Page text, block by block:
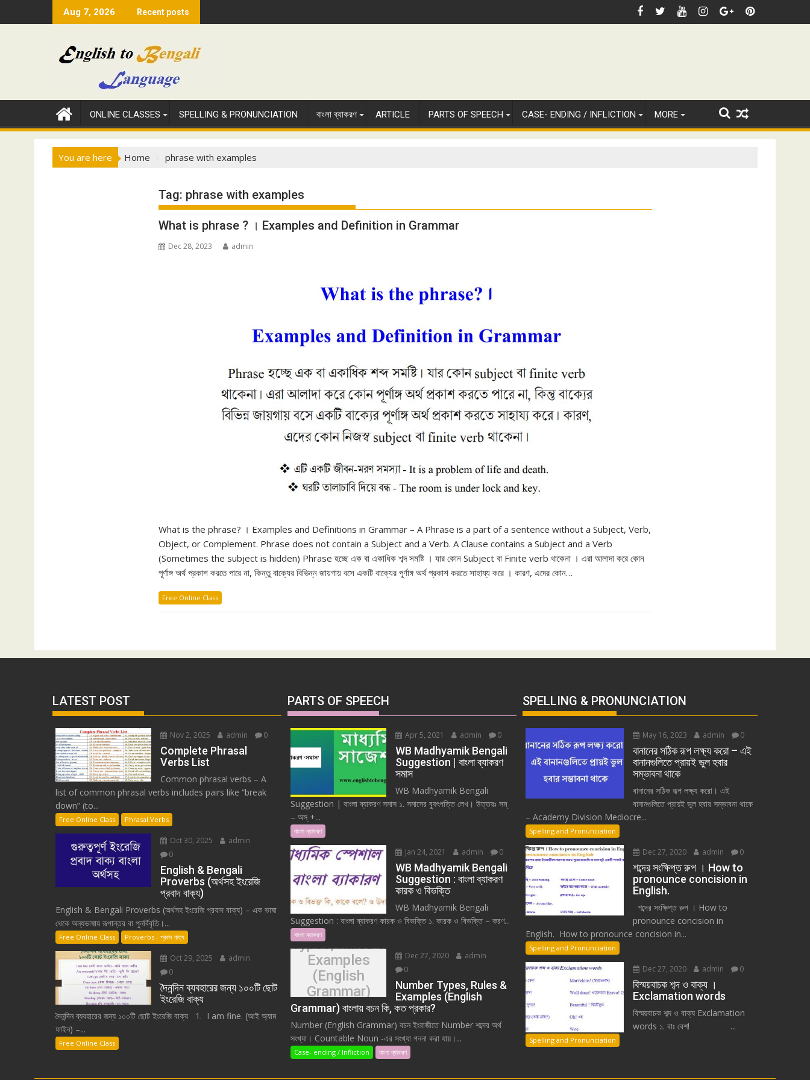
to
Aug 7, 2026 Recent posts
ONLINE CLASSES SPELLING & PRONUNCIATION বাংলা ব্যাকরণ ARTICLE PARTS OF SPEECH CASE- ENDING / INFLICTION MORE
You are here Home phrase with examples
Tag: phrase with examples
What is phrase ? । Examples and Definition in Grammar
Dec 28, 2023 admin
What is the phrase? । Examples and Definitions in Grammar – A Phrase is a part of a sentence without a Subject, Verb,
Object, or Complement. Phrase does not contain a Subject and a Verb. A Clause contains a Subject and a Verb
(Sometimes the subject is hidden) Phrase হচ্ছে এক বা একাধিক শব্দ সমষ্টি । যার কোন Subject বা Finite verb থাকেনা । এরা আলাদা করে কোন
পূর্ণাঙ্গ অর্থ প্রকাশ করতে পারে না, কিন্তু বাক্যের বিভিন্ন জায়গায় বসে একটি বাক্যের পূর্ণাঙ্গ অর্থ প্রকাশ করতে সাহায্য করে । কারণ, এদের কোন…
Free Online Class
LATEST POST
Nov 2, 2025 admin 0
Complete Phrasal
Verbs List
Common phrasal verbs – A
list of common phrasal verbs includes pairs like “break
down” (to...
Free Online Class Phrasal Verbs
Oct 30, 2025
admin
0
English & Bengali
Proverbs (অর্থসহ ইংরেজি
প্রবাদ বাক্য)
English & Bengali Proverbs (অর্থসহ ইংরেজি প্রবাদ বাক্য) – এক ভাষা
থেকে অন্যভাষায় রূপান্তর বা পুনর্বিবৃতি।...
Free Online Class Proverbs - প্রবাদ বাক্য
Oct 29, 2025
admin
0
দৈনন্দিন ব্যবহারের জন্য ১০০টি ছোট
ইংরেজি বাক্য
দৈনন্দিন ব্যবহারের জন্য ১০০টি ছোট ইংরেজি বাক্য 1. I am fine. (আই অ্যাম
ফাইন) –...
Free Online Class
PARTS OF SPEECH
Apr 5, 2021 admin 0
WB Madhyamik Bengali
Suggestion | বাংলা ব্যাকরণ
সমাস
WB Madhyamik Bengali
Suggestion | বাংলা ব্যাকরণ সমাস ১. সমাসের ব্যুৎপত্তি লেখ। উত্তরঃ সম্
– অস্ +...
বাংলা ব্যাকরণ
Jan 24, 2021 admin 0
WB Madhyamik Bengali
Suggestion : বাংলা ব্যাকরণ
কারক ও বিভক্তি
WB Madhyamik Bengali
Suggestion : বাংলা ব্যাকরণ কারক ও বিভক্তি ১. কারক ও বিভক্তি – করণ...
বাংলা ব্যাকরণNumber
Types, Rules &
Examples
(English
Grammar)
বাংলায় বচন কি, কত
প্রকার?
Dec 27, 2020
admin
0
Number Types, Rules &
Examples (English
Grammar) বাংলায় বচন কি, কত প্রকার?
Number (English Grammar) বচন ইংরাজীতে Number শব্দের অর্থ
সংখ্যা। Countable Noun -এর সংখ্যা গননা করা যায়।...
Case- ending / Infliction বাংলা ব্যাকরণ
SPELLING & PRONUNCIATION
May 16, 2023 admin 0
বানানের সঠিক রূপ লক্ষ্য করো – এই
বানানগুলিতে প্রায়ই ভুল হবার
সম্ভাবনা থাকে
বানানের সঠিক রূপ লক্ষ্য করো। এই
বানানগুলিতে প্রায়ই ভুল হবার সম্ভাবনা থাকে
– Academy Division Mediocre...
Spelling and Pronunciation
Dec 27, 2020 admin 0
শব্দের সংক্ষিপ্ত রুপ । How to
pronounce concision in
English.
শব্দের সংক্ষিপ্ত রুপ । How to
pronounce concision in
English. How to pronounce concision in...
Spelling and Pronunciation
Dec 27, 2020 admin 0
বিস্ময়বাচক শব্দ ও বাক্য ।
Exclamation words
বিস্ময়বাচক শব্দ ও বাক্য Exclamation
words ১. বাঃ বেশ! ...
Spelling and Pronunciation